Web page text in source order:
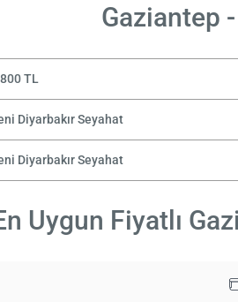
Gaziantep
TL
Diyarbakır Seyahat
Diyarbakır Seyahat
Uygun Fiyatlı